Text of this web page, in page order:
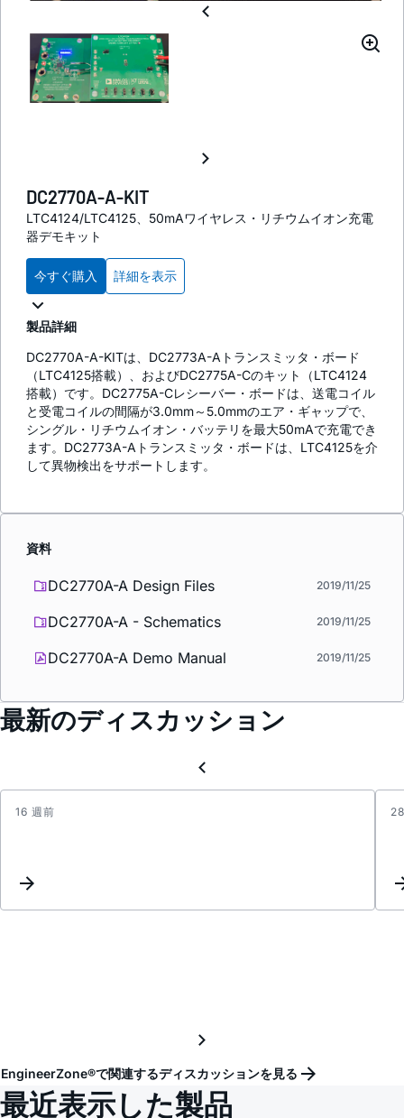
DC2770A-A-KIT
LTC4124/LTC4125、50mAワイヤレス・リチウムイオン充電
器デモキット
今すぐ購入 詳細を表示
製品詳細
DC2770A-A-KITは、DC2773A-Aトランスミッタ・ボード
（LTC4125搭載）、およびDC2775A-Cのキット（LTC4124
搭載）です。DC2775A-Cレシーバー・ボードは、送電コイル
と受電コイルの間隔が3.0mm～5.0mmのエア・ギャップで、
シングル・リチウムイオン・バッテリを最大50mAで充電でき
ます。DC2773A-Aトランスミッタ・ボードは、LTC4125を介
して異物検出をサポートします。
資料
DC2770A-A Design Files 2019/11/25
DC2770A-A - Schematics 2019/11/25
DC2770A-A Demo Manual 2019/11/25
最新のディスカッション
16 週前
Zero
EngineerZone®で関連するディスカッションを見る
最近表示した製品